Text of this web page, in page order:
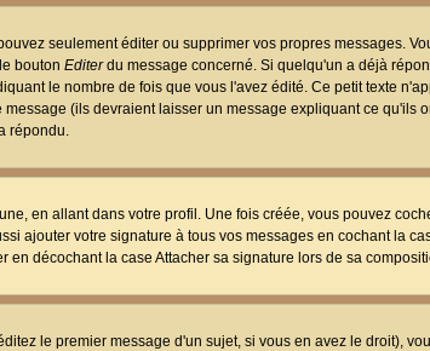
seulement éditer ou supprimer vos propres messages.
bouton Editerdu message concerné. Si quelqu'un a déjà
le nombre de fois que vous l'avez édité. Ce petit texte
(ils devraient laisser un message expliquant ce qu'ils
répondu.
en allant dans votre profil. Une fois créée, vous pouvez
ajouter votre signature à tous vos messages en cochant la
décochant la case Attacher sa signature lors de sa
le premier message d'un sujet, si vous en avez le droit),